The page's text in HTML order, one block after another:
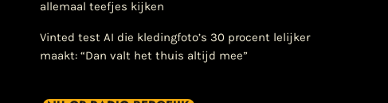
allemaal teefjes kijken
Vinted test AI die kledingfoto’s 30 procent lelijker
maakt: “Dan valt het thuis altijd mee”